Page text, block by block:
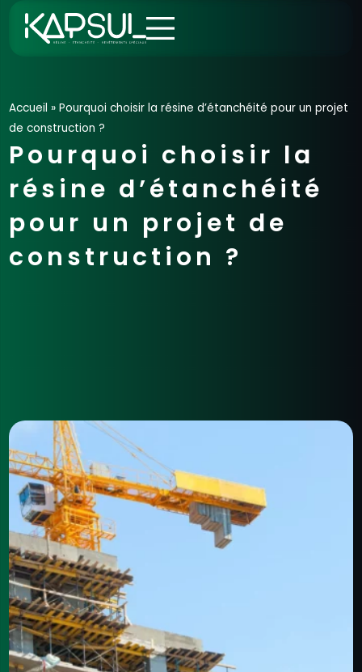
Aller
Accueil »Pourquoi choisir la résine d’étanchéité pour un projet
de construction ?
Pourquoi choisir la
résine d’étanchéité
pour un projet de
construction ?